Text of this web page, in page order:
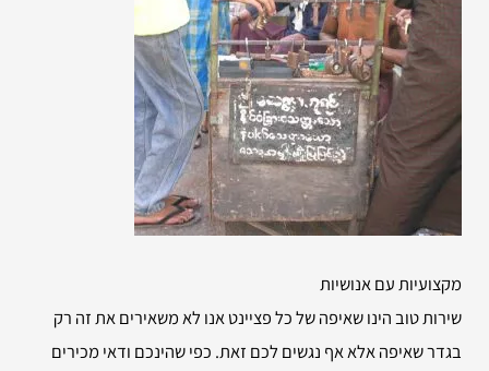
מקצועיות עם אנושיות
שירות טוב הינו שאיפה של כל פציינט אנו לא משאירים את זה רק
בגדר שאיפה אלא אף נגשים לכם זאת. כפי שהינכם ודאי מכירים